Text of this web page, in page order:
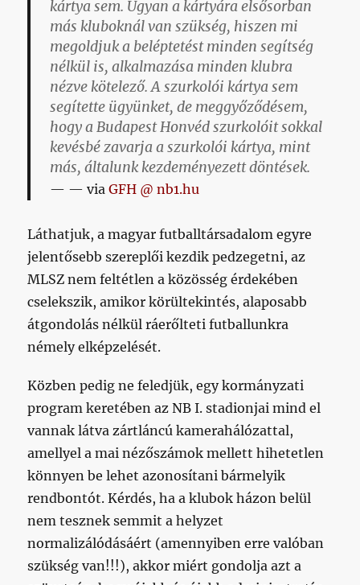
kártya sem. Ugyan a kártyára elsősorban
más kluboknál van szükség, hiszen mi
megoldjuk a beléptetést minden segítség
nélkül is, alkalmazása minden klubra
nézve kötelező. A szurkolói kártya sem
segítette ügyünket, de meggyőződésem,
hogy a Budapest Honvéd szurkolóit sokkal
kevésbé zavarja a szurkolói kártya, mint
más, általunk kezdeményezett döntések.
— viaGFH @ nb1.hu
Láthatjuk, a magyar futballtársadalom egyre
jelentősebb szereplői kezdik pedzegetni, az
MLSZ nem feltétlen a közösség érdekében
cselekszik, amikor körültekintés, alaposabb
átgondolás nélkül ráerőlteti futballunkra
némely elképzelését.
Közben pedig ne feledjük, egy kormányzati
program keretében az NB I. stadionjai mind el
vannak látva zártláncú kamerahálózattal,
amellyel a mai nézőszámok mellett hihetetlen
könnyen be lehet azonosítani bármelyik
rendbontót. Kérdés, ha a klubok házon belül
nem tesznek semmit a helyzet
normalizálódásáért (amennyiben erre valóban
szükség van!!!), akkor miért gondolja azt a